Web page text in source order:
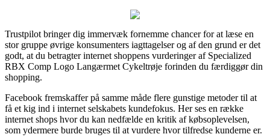
Trustpilot bringer dig immervæk fornemme chancer for at læse en
stor gruppe øvrige konsumenters iagttagelser og af den grund er det
godt, at du betragter internet shoppens vurderinger af Specialized
RBX Comp Logo Langærmet Cykeltrøje forinden du færdiggør din
shopping.
Facebook fremskaffer på samme måde flere gunstige metoder til at
få et kig ind i internet selskabets kundefokus. Her ses en række
internet shops hvor du kan nedfælde en kritik af købsoplevelsen,
som ydermere burde bruges til at vurdere hvor tilfredse kunderne er.